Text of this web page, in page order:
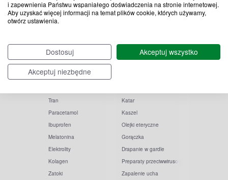
i zapewnienia Państwu wspaniałego doświadczenia na stronie internetowej.
Aby uzyskać więcej informacji na temat plików cookie, których używamy,
otwórz ustawienia.
Dostosuj
Akceptuj wszystko
Akceptuj niezbędne
Popularne zapytania
Witamina D
Witamina C
Tran
Paracetamol
Ibuprofen
Melatonina
Elektrolity
Kolagen
Zatoki
Przeziębienie i grypa
Katar
Kaszel
Olejki eteryczne
Gorączka
Drapanie w gardle
Preparaty przeciwwirusowe
Zapalenie ucha